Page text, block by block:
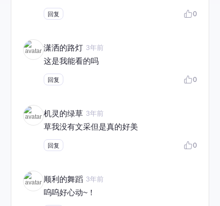
回复 0
潇洒的路灯 3年前
这是我能看的吗
回复 0
机灵的绿草 3年前
草我没有文采但是真的好美
回复 0
顺利的舞蹈 3年前
呜呜好心动~！